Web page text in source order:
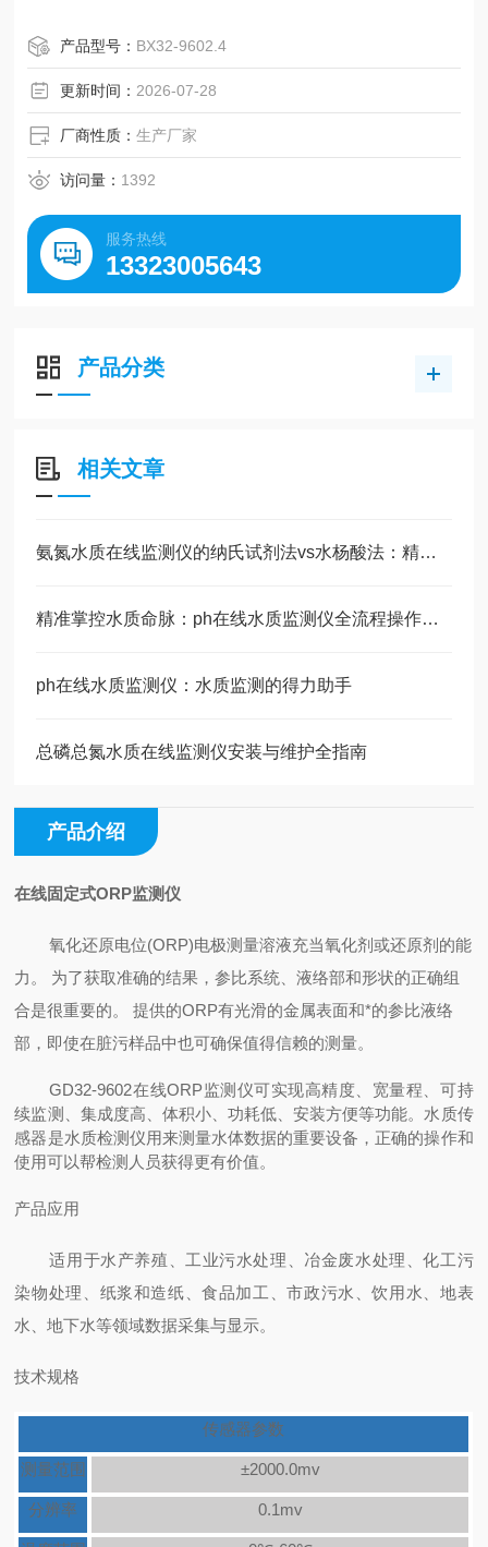
液络部，即使在脏污样品中也可确保值得信赖的测量。
产品型号： BX32-9602.4
更新时间： 2026-07-28
厂商性质：生产厂家
访问量： 1392
服务热线
13323005643
产品分类
相关文章
氨氮水质在线监测仪的纳氏试剂法vs水杨酸法：精度与维护成本全对比
精准掌控水质命脉：ph在线水质监测仪全流程操作指南
ph在线水质监测仪：水质监测的得力助手
总磷总氮水质在线监测仪安装与维护全指南
产品介绍
在线固定式ORP监测仪
氧化还原电位(ORP)电极测量溶液充当氧化剂或还原剂的能
力。 为了获取准确的结果，参比系统、液络部和形状的正确组
合是很重要的。 提供的ORP有光滑的金属表面和*的参比液络
部，即使在脏污样品中也可确保值得信赖的测量。
GD32-9602在线ORP监测仪可实现高精度、宽量程、可持
续监测、集成度高、体积小、功耗低、安装方便等功能。水质传
感器是水质检测仪用来测量水体数据的重要设备，正确的操作和
使用可以帮检测人员获得更有价值。
产品应用
适用于水产养殖、工业污水处理、冶金废水处理、化工污
染物处理、纸浆和造纸、食品加工、市政污水、饮用水、地表
水、地下水等领域数据采集与显示。
技术规格
传感器参数
测量范围 ±2000.0mv
分辨率 0.1mv